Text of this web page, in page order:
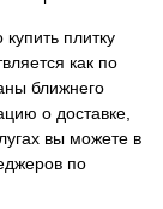
плитку
как по
ближнего
о доставке,
вы можете в
по